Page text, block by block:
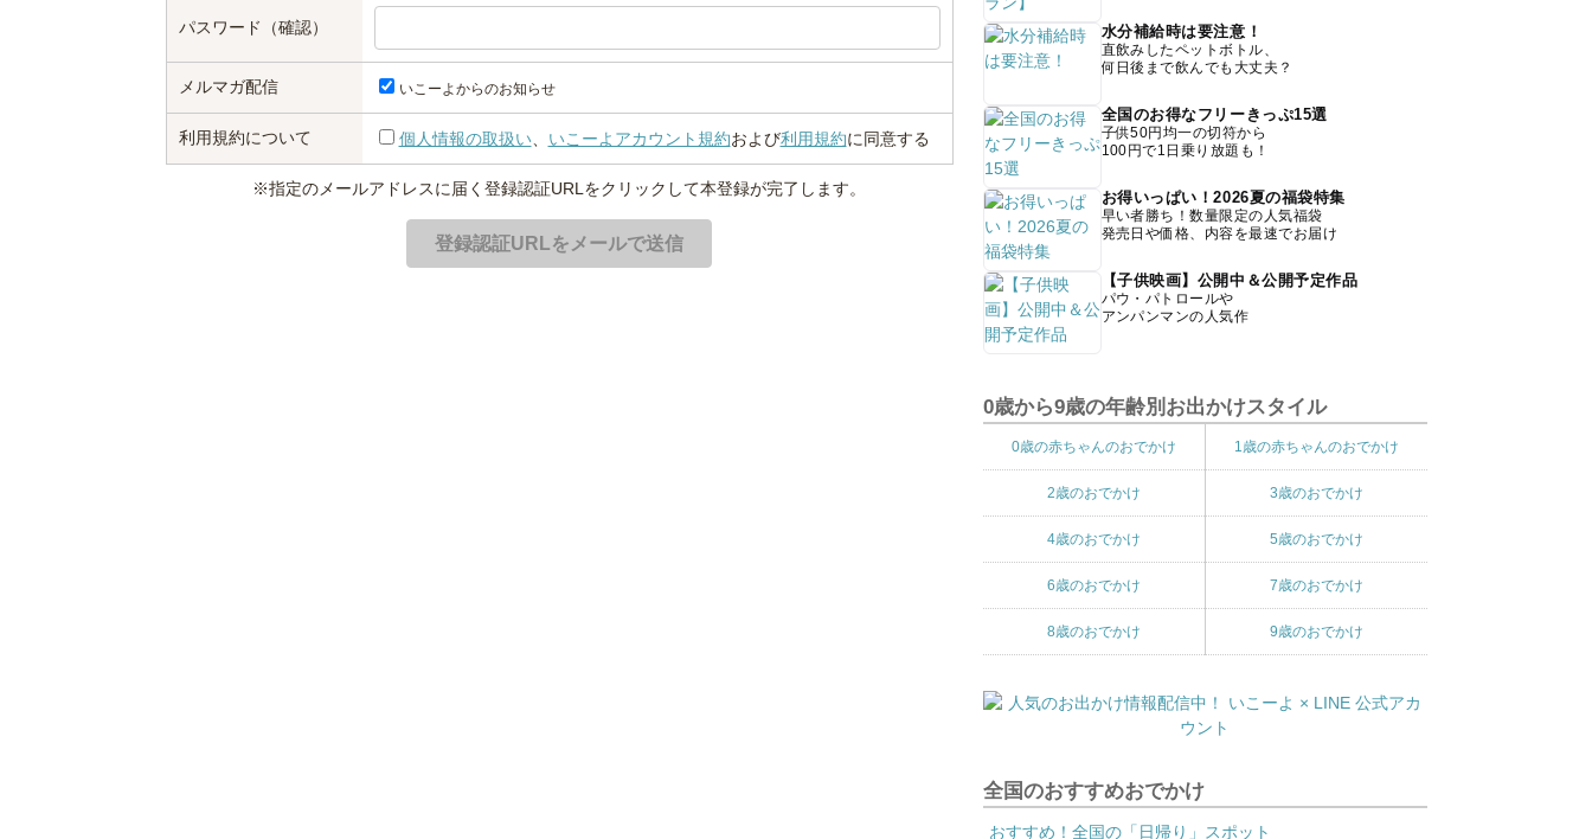
パスワード（確認）
メルマガ配信 いこーよからのお知らせ
利用規約について 個人情報の取扱い、 いこーよアカウント規約および利用規約に同意する
※指定のメールアドレスに届く登録認証URLをクリックして本登録が完了します。
水分補給時は要注意！
直飲みしたペットボトル、
何日後まで飲んでも大丈夫？
全国のお得なフリーきっぷ15選
子供50円均一の切符から
100円で1日乗り放題も！
お得いっぱい！2026夏の福袋特集
早い者勝ち！数量限定の人気福袋
発売日や価格、内容を最速でお届け
【子供映画】公開中＆公開予定作品
パウ・パトロールや
アンパンマンの人気作
0歳から9歳の年齢別お出かけスタイル
0歳の赤ちゃんのおでかけ 1歳の赤ちゃんのおでかけ
2歳のおでかけ 3歳のおでかけ
4歳のおでかけ 5歳のおでかけ
6歳のおでかけ 7歳のおでかけ
8歳のおでかけ 9歳のおでかけ
全国のおすすめおでかけ
おすすめ！全国の「日帰り」スポット